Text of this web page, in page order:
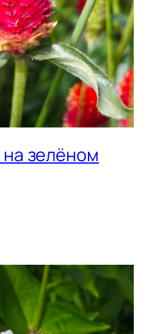
зелёном